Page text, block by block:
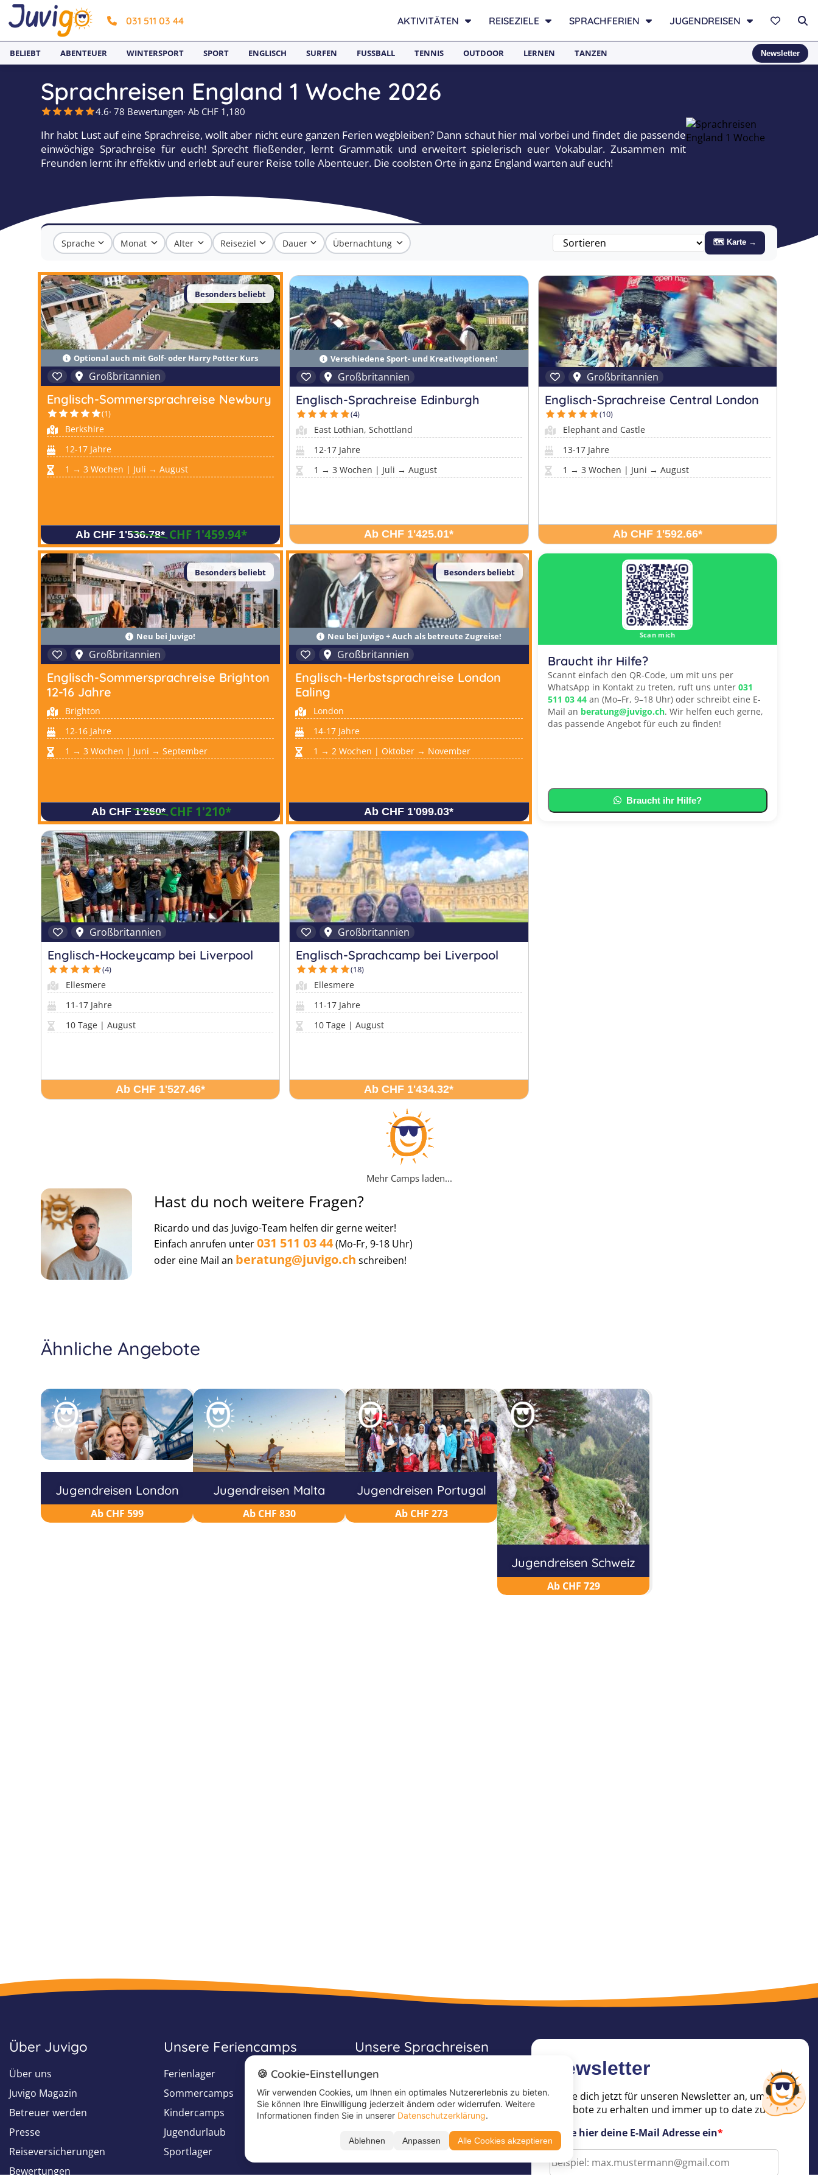
031 511 03 44 AKTIVITÄTEN REISEZIELE SPRACHFERIEN JUGENDREISEN
BELIEBT ABENTEUER WINTERSPORT SPORT ENGLISCH SURFEN FUSSBALL TENNIS OUTDOOR LERNEN TANZEN Newsletter
Sprachreisen England 1 Woche 2026
4.6· 78 Bewertungen· Ab CHF 1,180
Ihr habt Lust auf eine Sprachreise, wollt aber nicht eure ganzen Ferien wegbleiben? Dann schaut hier mal vorbei und findet die passende
einwöchige Sprachreise für euch! Sprecht fließender, lernt Grammatik und erweitert spielerisch euer Vokabular. Zusammen mit
Freunden lernt ihr effektiv und erlebt auf eurer Reise tolle Abenteuer. Die coolsten Orte in ganz England warten auf euch!
Sprache Monat Alter Reiseziel Dauer Übernachtung 🗺 Karte →
Optional auch mit Golf- oder Harry Potter Kurs
Besonders beliebt
Großbritannien
Englisch-Sommersprachreise Newbury
(1)
Berkshire
12-17 Jahre
1 → 3 Wochen | Juli → August
Ab CHF 1'536.78* CHF 1'459.94*
Verschiedene Sport- und Kreativoptionen!
Großbritannien
Englisch-Sprachreise Edinburgh
(4)
East Lothian, Schottland
12-17 Jahre
1 → 3 Wochen | Juli → August
Ab CHF 1'425.01*
Großbritannien
Englisch-Sprachreise Central London
(10)
Elephant and Castle
13-17 Jahre
1 → 3 Wochen | Juni → August
Ab CHF 1'592.66*
Neu bei Juvigo!
Besonders beliebt
Großbritannien
Englisch-Sommersprachreise Brighton
12-16 Jahre
Brighton
12-16 Jahre
1 → 3 Wochen | Juni → September
Ab CHF 1'260* CHF 1'210*
Neu bei Juvigo + Auch als betreute Zugreise!
Besonders beliebt
Großbritannien
Englisch-Herbstsprachreise London
Ealing
London
14-17 Jahre
1 → 2 Wochen | Oktober → November
Ab CHF 1'099.03*
Scan mich
Braucht ihr Hilfe?
Scannt einfach den QR-Code, um mit uns per
WhatsApp in Kontakt zu treten, ruft uns unter 031
511 03 44an (Mo–Fr, 9–18 Uhr) oder schreibt eine E-
Mail an beratung@juvigo.ch. Wir helfen euch gerne,
das passende Angebot für euch zu finden!
Braucht ihr Hilfe?
Großbritannien
Englisch-Hockeycamp bei Liverpool
(4)
Ellesmere
11-17 Jahre
10 Tage | August
Ab CHF 1'527.46*
Großbritannien
Englisch-Sprachcamp bei Liverpool
(18)
Ellesmere
11-17 Jahre
10 Tage | August
Ab CHF 1'434.32*
Mehr Camps laden...
Hast du noch weitere Fragen?
Ricardo und das Juvigo-Team helfen dir gerne weiter!
Einfach anrufen unter031 511 03 44(Mo-Fr, 9-18 Uhr)
oder eine Mail an beratung@juvigo.ch schreiben!
Ähnliche Angebote
Jugendreisen London
Ab CHF 599
Jugendreisen Malta
Ab CHF 830
Jugendreisen Portugal
Ab CHF 273
Jugendreisen Schweiz
Ab CHF 729
Über Juvigo
Über uns
Juvigo Magazin
Betreuer werden
Presse
Reiseversicherungen
Bewertungen
Unsere Feriencamps
Ferienlager
Sommercamps
Kindercamps
Jugendurlaub
Sportlager
Unsere Sprachreisen
Sprachferien
Schülersprachferien
Englischcamps
Newsletter
Melde dich jetzt für unseren Newsletter an, um tolle
Angebote zu erhalten und immer up to date zu sein!
Trage hier deine E-Mail Adresse ein*
🍪 Cookie-Einstellungen
Wir verwenden Cookies, um Ihnen ein optimales Nutzererlebnis zu bieten.
Sie können Ihre Einwilligung jederzeit ändern oder widerrufen. Weitere
Informationen finden Sie in unserer Datenschutzerklärung.
Ablehnen Anpassen Alle Cookies akzeptieren